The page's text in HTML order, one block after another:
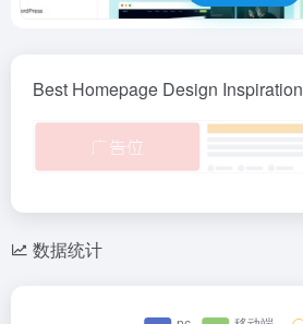
Best Homepage Design Inspiration
数据统计